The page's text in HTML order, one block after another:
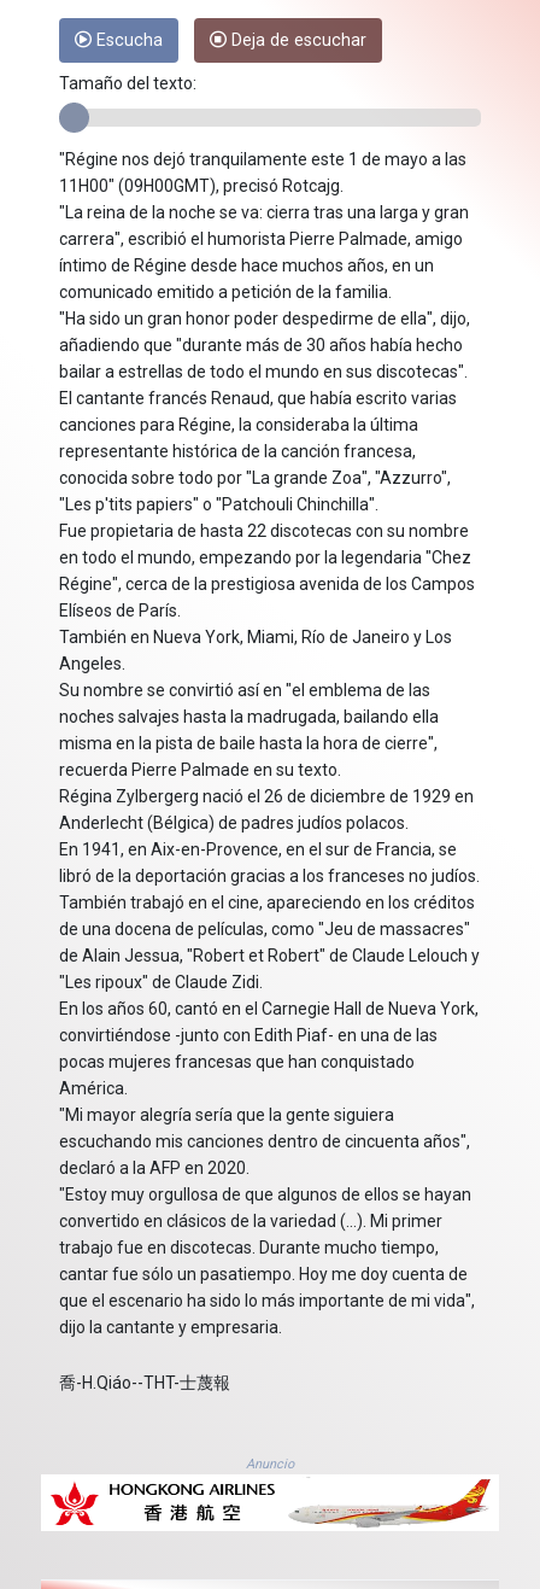
Escucha Deja de escuchar
Tamaño del texto:
"Régine nos dejó tranquilamente este 1 de mayo a las
11H00" (09H00GMT), precisó Rotcajg.
"La reina de la noche se va: cierra tras una larga y gran
carrera", escribió el humorista Pierre Palmade, amigo
íntimo de Régine desde hace muchos años, en un
comunicado emitido a petición de la familia.
"Ha sido un gran honor poder despedirme de ella", dijo,
añadiendo que "durante más de 30 años había hecho
bailar a estrellas de todo el mundo en sus discotecas".
El cantante francés Renaud, que había escrito varias
canciones para Régine, la consideraba la última
representante histórica de la canción francesa,
conocida sobre todo por "La grande Zoa", "Azzurro",
"Les p'tits papiers" o "Patchouli Chinchilla".
Fue propietaria de hasta 22 discotecas con su nombre
en todo el mundo, empezando por la legendaria "Chez
Régine", cerca de la prestigiosa avenida de los Campos
Elíseos de París.
También en Nueva York, Miami, Río de Janeiro y Los
Angeles.
Su nombre se convirtió así en "el emblema de las
noches salvajes hasta la madrugada, bailando ella
misma en la pista de baile hasta la hora de cierre",
recuerda Pierre Palmade en su texto.
Régina Zylbergerg nació el 26 de diciembre de 1929 en
Anderlecht (Bélgica) de padres judíos polacos.
En 1941, en Aix-en-Provence, en el sur de Francia, se
libró de la deportación gracias a los franceses no judíos.
También trabajó en el cine, apareciendo en los créditos
de una docena de películas, como "Jeu de massacres"
de Alain Jessua, "Robert et Robert" de Claude Lelouch y
"Les ripoux" de Claude Zidi.
En los años 60, cantó en el Carnegie Hall de Nueva York,
convirtiéndose -junto con Edith Piaf- en una de las
pocas mujeres francesas que han conquistado
América.
"Mi mayor alegría sería que la gente siguiera
escuchando mis canciones dentro de cincuenta años",
declaró a la AFP en 2020.
"Estoy muy orgullosa de que algunos de ellos se hayan
convertido en clásicos de la variedad (...). Mi primer
trabajo fue en discotecas. Durante mucho tiempo,
cantar fue sólo un pasatiempo. Hoy me doy cuenta de
que el escenario ha sido lo más importante de mi vida",
dijo la cantante y empresaria.
喬-H.Qiáo--THT-士蔑報
Anuncio